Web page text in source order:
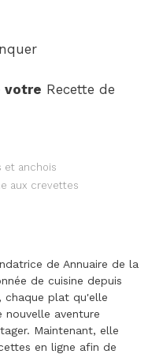
votre Recette de
et anchois
aux crevettes
de Annuaire de la
de cuisine depuis
chaque plat qu'elle
nouvelle aventure
Maintenant, elle
en ligne afin de